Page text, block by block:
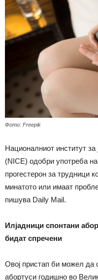
Фото: Freepik
Националниот институт за
(NICE) одобри употреба
прогестерон за трудници
минатото или имаат
пишува Daily Mail.
Илјадници спонтани
бидат спречени
Овој пристап би можел да
абортуси годишно во